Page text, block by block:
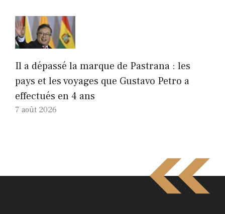
Il a dépassé la marque de Pastrana : les
pays et les voyages que Gustavo Petro a
effectués en 4 ans
7 août 2026